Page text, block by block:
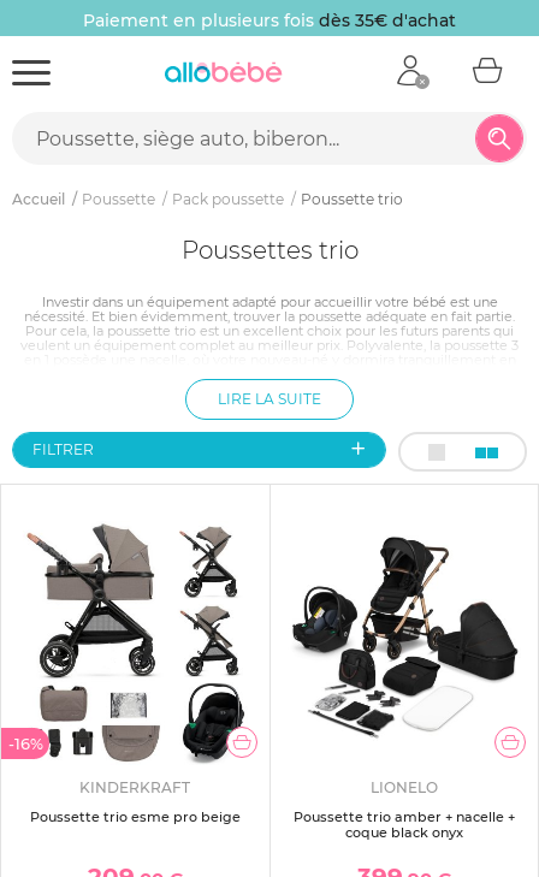
Paiement en plusieurs fois dès 35€ d'achat
Accueil Poussette Pack poussette Poussette trio
Poussettes trio
Investir dans un équipement adapté pour accueillir votre bébé est une
nécessité. Et bien évidemment, trouver la poussette adéquate en fait partie.
Pour cela, la poussette trio est un excellent choix pour les futurs parents qui
veulent un équipement complet au meilleur prix. Polyvalente, la poussette 3
de siège-auto ; et un hamac à plusieurs positions, qui accueillera votre bébé
dès ses 6 mois jusqu’à ce qu’il soit autonome dans sa marche.
LIRE LA SUITE
FILTRER
-16%
KINDERKRAFT
Poussette trio esme pro beige
LIONELO
Poussette trio amber + nacelle +
coque black onyx